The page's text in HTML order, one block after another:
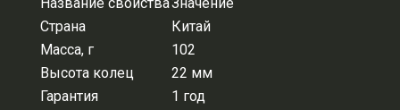
Страна
Китай
Масса, г
102
Высота колец
22 мм
Гарантия
1 год